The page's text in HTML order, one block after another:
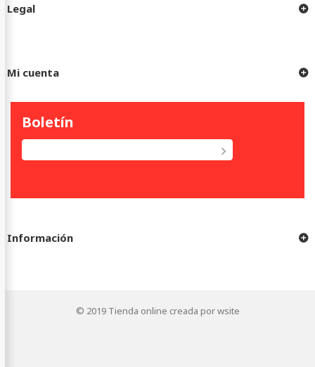
Legal
© 2019 Tienda online creada por wsite
Mi cuenta
Boletín
Información